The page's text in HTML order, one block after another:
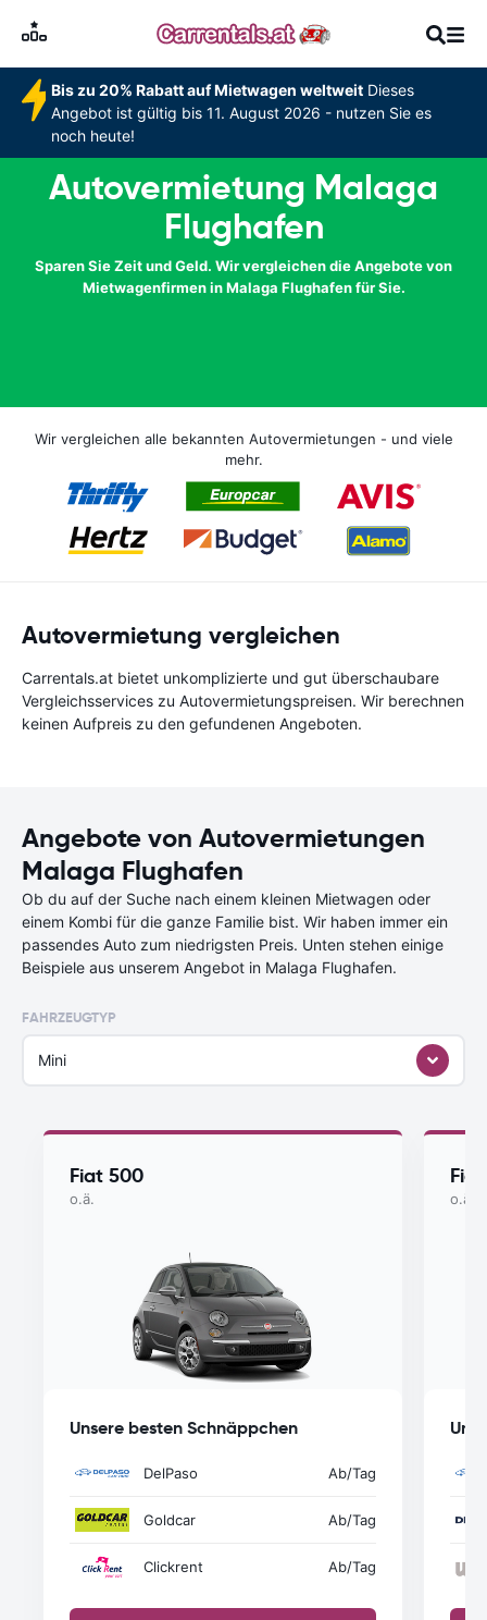
Bis zu 20% Rabatt auf Mietwagen weltweitDieses
Angebot ist gültig bis 11. August 2026 - nutzen Sie es
noch heute!
Autovermietung Malaga
Flughafen
Sparen Sie Zeit und Geld. Wir vergleichen die Angebote von
Mietwagenfirmen in Malaga Flughafen für Sie.
Wir vergleichen alle bekannten Autovermietungen - und viele
mehr.
Autovermietung vergleichen
Carrentals.at bietet unkomplizierte und gut überschaubare
Vergleichsservices zu Autovermietungspreisen. Wir berechnen
keinen Aufpreis zu den gefundenen Angeboten.
Angebote von Autovermietungen
Malaga Flughafen
Ob du auf der Suche nach einem kleinen Mietwagen oder
einem Kombi für die ganze Familie bist. Wir haben immer ein
passendes Auto zum niedrigsten Preis. Unten stehen einige
Beispiele aus unserem Angebot in Malaga Flughafen.
FAHRZEUGTYP
Mini
Fiat 500
o.ä.
Unsere besten Schnäppchen
DelPaso Ab/Tag
Goldcar Ab/Tag
Clickrent Ab/Tag
o.ä.